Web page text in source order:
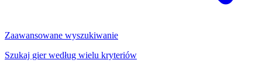
Zaawansowane wyszukiwanie
Szukaj gier według wielu kryteriów